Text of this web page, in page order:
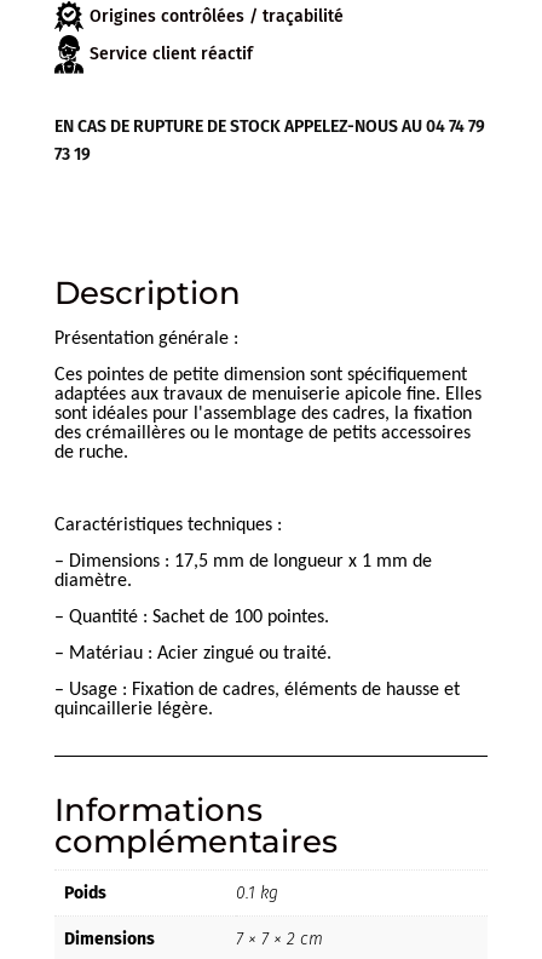
(sachet
de
100)
Origines contrôlées / traçabilité
Service client réactif
EN CAS DE RUPTURE DE STOCK APPELEZ-NOUS AU 04 74 79
73 19
Description
Présentation générale :
Ces pointes de petite dimension sont spécifiquement
adaptées aux travaux de menuiserie apicole fine. Elles
sont idéales pour l'assemblage des cadres, la fixation
des crémaillères ou le montage de petits accessoires
de ruche.
Caractéristiques techniques :
– Dimensions : 17,5 mm de longueur x 1 mm de
diamètre.
– Quantité : Sachet de 100 pointes.
– Matériau : Acier zingué ou traité.
– Usage : Fixation de cadres, éléments de hausse et
quincaillerie légère.
Informations
complémentaires
Poids 0.1 kg
Dimensions 7 × 7 × 2 cm